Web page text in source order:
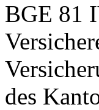
BGE 81
des